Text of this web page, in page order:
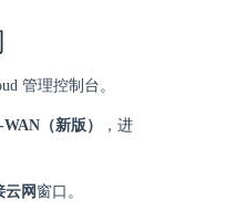
管理控制台。
WAN（新版）
，进
云网窗口。